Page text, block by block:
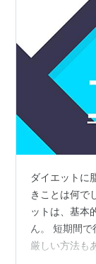
ダイエットに
きことは何で
ットは、基本
ん。 短期間
厳しい方法も